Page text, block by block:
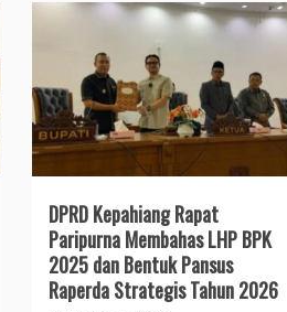
DPRD Kepahiang Rapat
Paripurna Membahas LHP BPK
2025 dan Bentuk Pansus
Raperda Strategis Tahun 2026